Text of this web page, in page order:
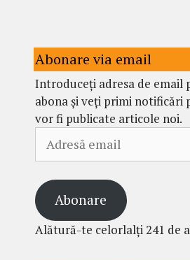
Abonare via email
Introduceți adresa de email
abona și veți primi notificări
vor fi publicate articole noi.
email
Abonare
Alătură-te celorlalți 241 de